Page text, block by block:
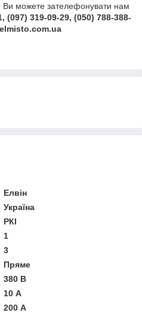
Ви можете зателефонувати нам
(097) 319-09-29, (050) 788-388-
Елвін
Україна
РКІ
1
3
Пряме
380 В
10 А
200 А